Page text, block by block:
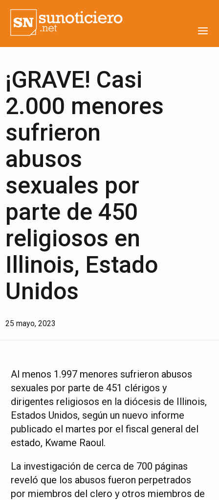
¡GRAVE! Casi
2.000 menores
sufrieron
abusos
sexuales por
parte de 450
religiosos en
Illinois, Estado
Unidos
25 mayo, 2023
Al menos 1.997 menores sufrieron abusos
sexuales por parte de 451 clérigos y
dirigentes religiosos en la diócesis de Illinois,
Estados Unidos, según un nuevo informe
publicado el martes por el fiscal general del
estado, Kwame Raoul.
La investigación de cerca de 700 páginas
reveló que los abusos fueron perpetrados
por miembros del clero y otros miembros de